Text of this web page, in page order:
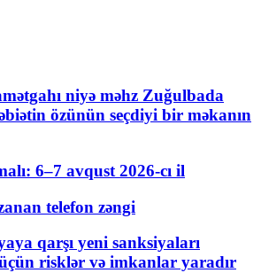
niyə məhz Zuğulbada
özünün seçdiyi bir məkanın
6–7 avqust 2026-cı il
telefon zəngi
qarşı yeni sanksiyaları
risklər və imkanlar yaradır